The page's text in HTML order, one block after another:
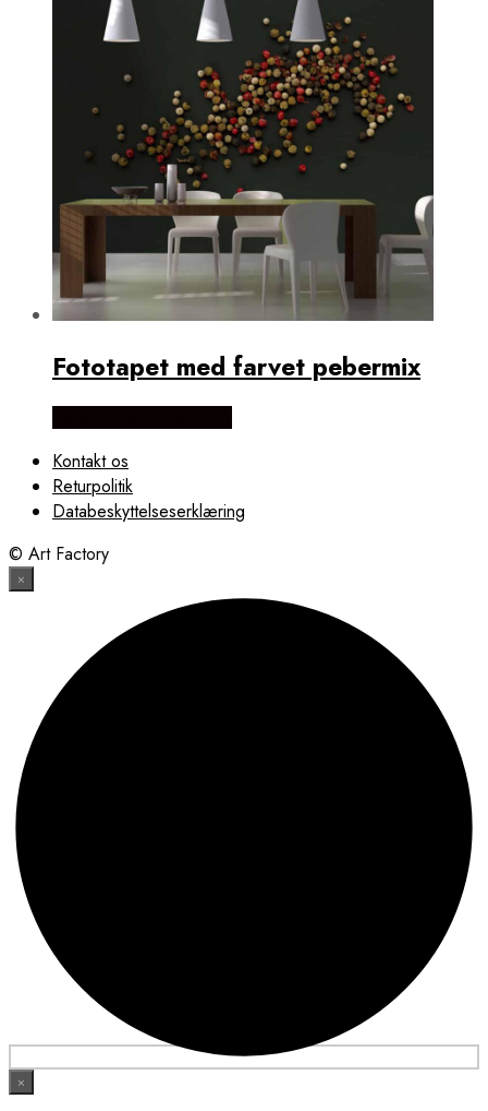
Fototapet med farvet pebermix
Kontakt os
Returpolitik
Databeskyttelseserklæring
© Art Factory
×
×